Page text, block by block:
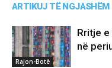
ARTIKUJ TË NGJASHËM
Rajon-Botë
Rritje
në